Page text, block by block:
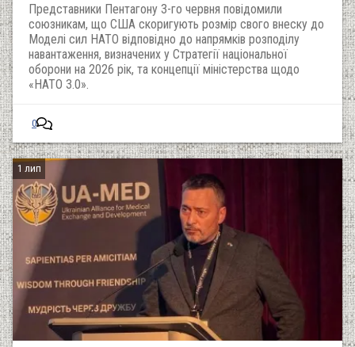
Представники Пентагону 3-го червня повідомили
союзникам, що США скоригують розмір свого внеску до
Моделі сил НАТО відповідно до напрямків розподілу
навантаження, визначених у Стратегії національної
оборони на 2026 рік, та концепції міністерства щодо
«НАТО 3.0».
0
1 лип